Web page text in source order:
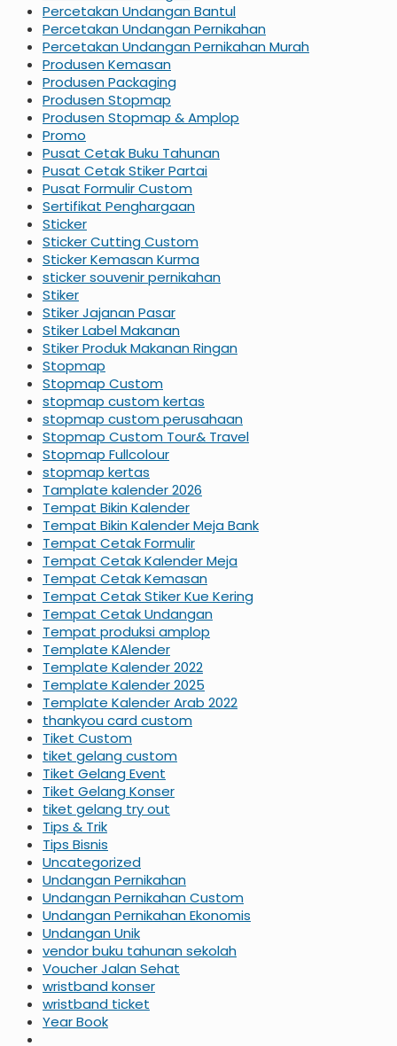
Percetakan Undangan Bantul
Percetakan Undangan Pernikahan
Percetakan Undangan Pernikahan Murah
Produsen Kemasan
Produsen Packaging
Produsen Stopmap
Produsen Stopmap & Amplop
Promo
Pusat Cetak Buku Tahunan
Pusat Cetak Stiker Partai
Pusat Formulir Custom
Sertifikat Penghargaan
Sticker
Sticker Cutting Custom
Sticker Kemasan Kurma
sticker souvenir pernikahan
Stiker
Stiker Jajanan Pasar
Stiker Label Makanan
Stiker Produk Makanan Ringan
Stopmap
Stopmap Custom
stopmap custom kertas
stopmap custom perusahaan
Stopmap Custom Tour& Travel
Stopmap Fullcolour
stopmap kertas
Tamplate kalender 2026
Tempat Bikin Kalender
Tempat Bikin Kalender Meja Bank
Tempat Cetak Formulir
Tempat Cetak Kalender Meja
Tempat Cetak Kemasan
Tempat Cetak Stiker Kue Kering
Tempat Cetak Undangan
Tempat produksi amplop
Template KAlender
Template Kalender 2022
Template Kalender 2025
Template Kalender Arab 2022
thankyou card custom
Tiket Custom
tiket gelang custom
Tiket Gelang Event
Tiket Gelang Konser
tiket gelang try out
Tips & Trik
Tips Bisnis
Uncategorized
Undangan Pernikahan
Undangan Pernikahan Custom
Undangan Pernikahan Ekonomis
Undangan Unik
vendor buku tahunan sekolah
Voucher Jalan Sehat
wristband konser
wristband ticket
Year Book